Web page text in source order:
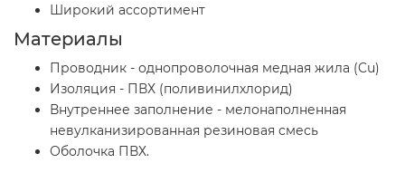
Широкий ассортимент
Материалы
Проводник - однопроволочная медная жила (Cu)
Изоляция - ПВХ (поливинилхлорид)
Внутреннее заполнение - мелонаполненная
невулканизированная резиновая смесь
Оболочка ПВХ.